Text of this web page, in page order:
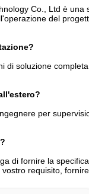
Co., Ltd è
del
di soluzione
per
di fornire la
requisito,